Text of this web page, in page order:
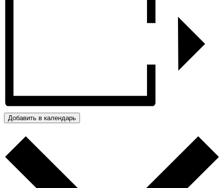
Добавить в календарь